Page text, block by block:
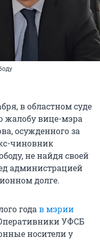
в областном суде
жалобу вице-мэра
осужденного за
чиновник
не найдя своей
администрацией
долге.
годав мэрии
УФСБ
носители у